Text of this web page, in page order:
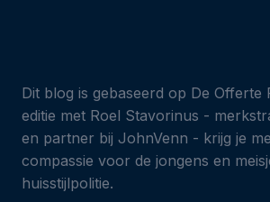
Dit blog is gebaseerd op De Offerte
editie met Roel Stavorinus -
en partner bij JohnVenn - krijg je
compassie voor de jongens en
huisstijlpolitie.